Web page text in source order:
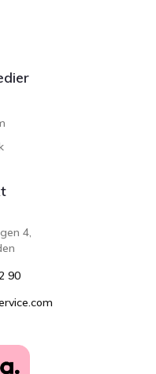
4,
90